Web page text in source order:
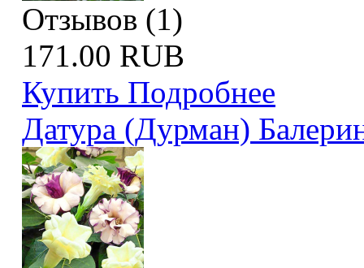
Отзывов (1)
171.00 RUB
Купить Подробнее
Датура (Дурман)